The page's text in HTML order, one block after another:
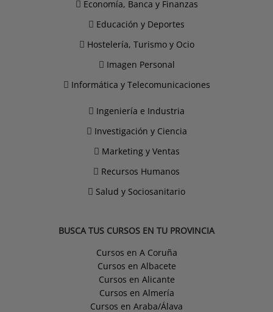
Economía, Banca y Finanzas
Educación y Deportes
Hostelería, Turismo y Ocio
Imagen Personal
Informática y Telecomunicaciones
Ingeniería e Industria
Investigación y Ciencia
Marketing y Ventas
Recursos Humanos
Salud y Sociosanitario
BUSCA TUS CURSOS EN TU PROVINCIA
Cursos en A Coruña
Cursos en Albacete
Cursos en Alicante
Cursos en Almería
Cursos en Araba/Álava